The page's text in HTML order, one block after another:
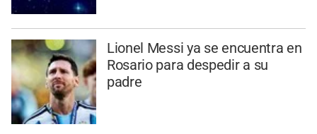
Lionel Messi ya se encuentra en
Rosario para despedir a su
padre